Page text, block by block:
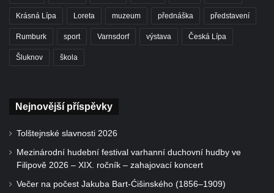
Krásná Lípa Loreta muzeum přednáška představení
Rumburk sport Varnsdorf výstava Česká Lípa
Šluknov škola
Nejnovější příspěvky
Tolštejnské slavnosti 2026
Mezinárodní hudební festival varhanní duchovní hudby ve
Filipově 2026 – XIX. ročník – zahajovací koncert
Večer na počest Jakuba Bart-Ćišinského (1856–1909)